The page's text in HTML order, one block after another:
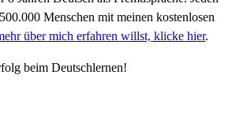
Menschen mit meinen kostenlosen
über mich erfahren willst, klicke hier.
beim Deutschlernen!